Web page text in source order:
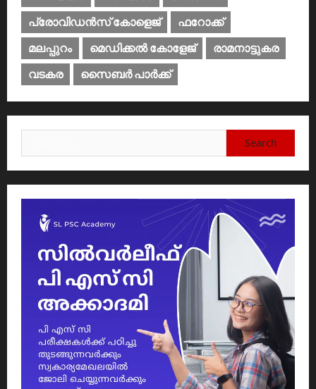
പ്രോവിഡന്‍സ് കോളെജ്‌
ഫറോക്ക്
മലപ്പുറം
മെഡിക്കൽ കോളേജ്‌
രാമനാട്ടുകര
വടകര
സൈബര്‍ പാര്‍ക്ക്‌
for: